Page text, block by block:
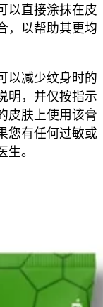
以直接涂抹在皮
，以帮助其更均
以减少纹身时的
明，并仅按指示
皮肤上使用该膏
您有任何过敏或
。